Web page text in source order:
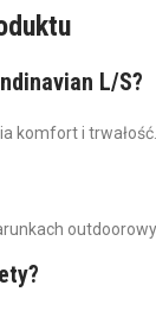
L/S?
komfort i trwałość.